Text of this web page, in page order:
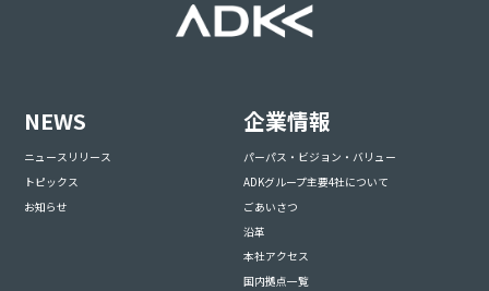
NEWS
ニュースリリース
トピックス
お知らせ
企業情報
パーパス・ビジョン・バリュー
ADKグループ主要4社について
ごあいさつ
沿革
本社アクセス
国内拠点一覧